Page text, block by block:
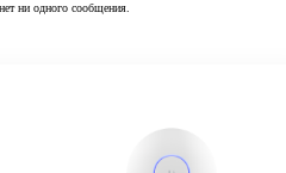
ни одного сообщения.